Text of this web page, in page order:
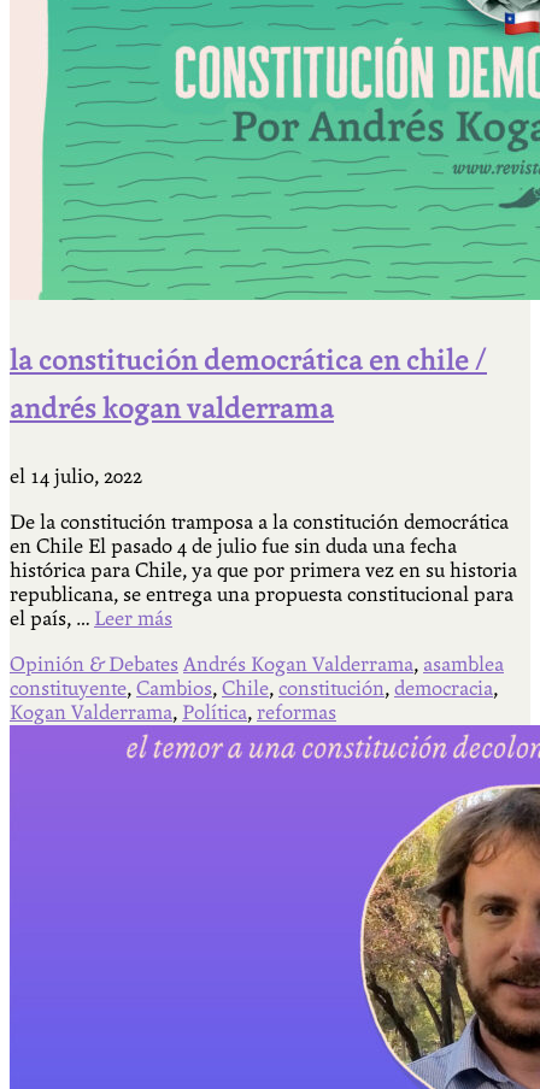
la constitución democrática en chile /
andrés kogan valderrama
el 14 julio, 2022
De la constitución tramposa a la constitución democrática
en Chile El pasado 4 de julio fue sin duda una fecha
histórica para Chile, ya que por primera vez en su historia
republicana, se entrega una propuesta constitucional para
el país, … Leer más
Opinión & Debates Andrés Kogan Valderrama, asamblea
constituyente, Cambios, Chile, constitución, democracia,
Kogan Valderrama, Política, reformas